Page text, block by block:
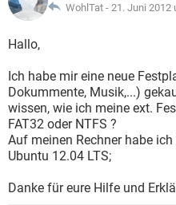
FACEBOOK
WHATSAPP
FACEBOOK
ANDROID
FACEBOOK
SPIELE
ANDROID
WINDOWS 10
WHATSAPP
FACEBOOK
WohlTat - 21. Juni 2012
Hallo,
Ich habe mir eine neue
Dokummente, Musik,...)
wissen, wie ich meine ext.
FAT32 oder NTFS ?
Auf meinen Rechner habe
Ubuntu 12.04 LTS;
Danke für eure Hilfe und